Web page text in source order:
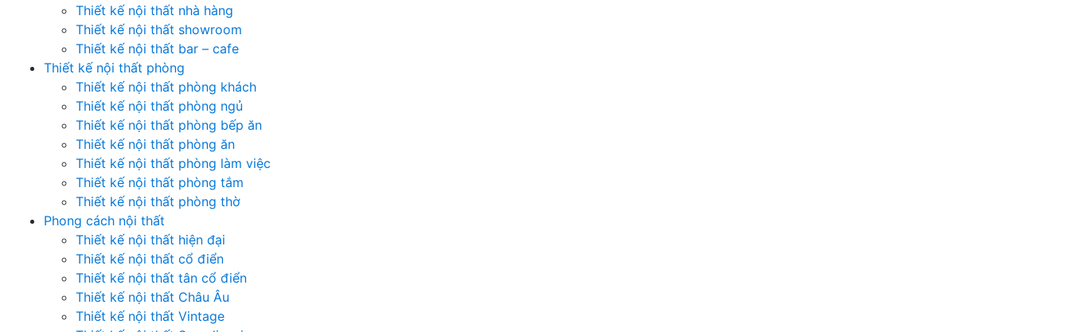
Thiết kế nội thất nhà hàng
Thiết kế nội thất showroom
Thiết kế nội thất bar – cafe
Thiết kế nội thất phòng
Thiết kế nội thất phòng khách
Thiết kế nội thất phòng ngủ
Thiết kế nội thất phòng bếp ăn
Thiết kế nội thất phòng ăn
Thiết kế nội thất phòng làm việc
Thiết kế nội thất phòng tắm
Thiết kế nội thất phòng thờ
Phong cách nội thất
Thiết kế nội thất hiện đại
Thiết kế nội thất cổ điển
Thiết kế nội thất tân cổ điển
Thiết kế nội thất Châu Âu
Thiết kế nội thất Vintage